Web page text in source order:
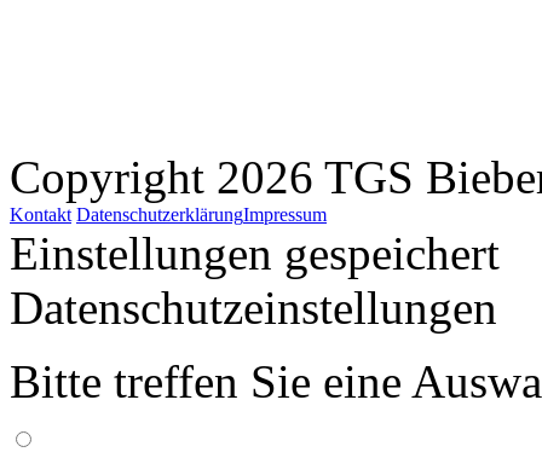
Copyright 2026 TGS
Kontakt DatenschutzerklärungImpressum
Einstellungen gespeichert
Datenschutzeinstellungen
Bitte treffen Sie eine